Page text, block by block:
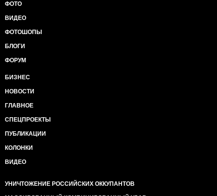
ФОТО
ВИДЕО
ФОТОШОПЫ
БЛОГИ
ФОРУМ
БИЗНЕС
НОВОСТИ
ГЛАВНОЕ
СПЕЦПРОЕКТЫ
ПУБЛИКАЦИИ
КОЛОНКИ
ВИДЕО
УНИЧТОЖЕНИЕ РОССИЙСКИХ ОККУПАНТОВ